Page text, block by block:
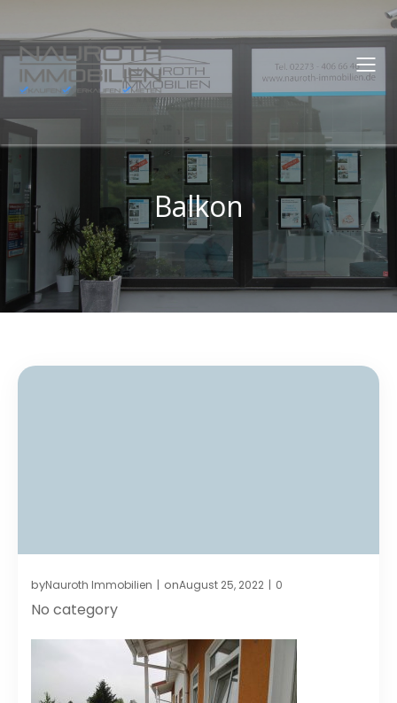
Balkon
byNauroth Immobilien | onAugust 25, 2022 | 0
No category